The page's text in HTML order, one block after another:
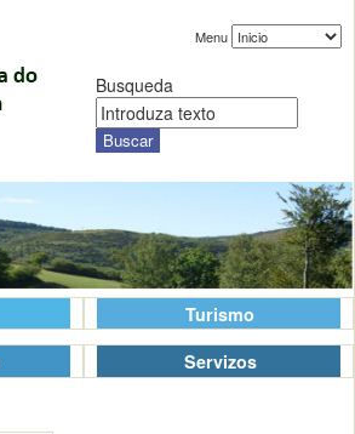
Menu
Busqueda
Turismo
Servizos